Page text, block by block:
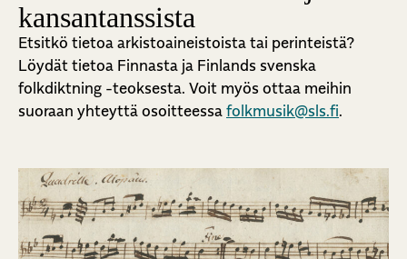
kansantanssista
Etsitkö tietoa arkistoaineistoista tai perinteistä?
Löydät tietoa Finnasta ja Finlands svenska
folkdiktning -teoksesta. Voit myös ottaa meihin
suoraan yhteyttä osoitteessa folkmusik@sls.fi.